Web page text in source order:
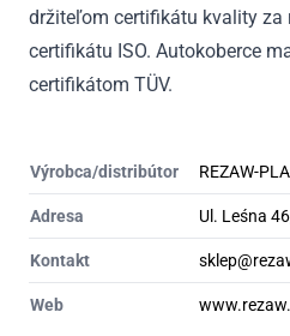
držiteľom certifikátu kvality za
certifikátu ISO. Autokoberce
certifikátom TÜV.
Výrobca/distribútor REZAW-
Adresa Ul. Leśna
Kontakt
Web